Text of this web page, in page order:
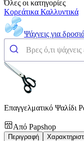
Όλες οι κατηγορίες
Κορεάτικα Καλλυντικά
Ψάχνεις για
Επαγγελματικό Ψαλίδι
Από Papshop
Περιγραφή